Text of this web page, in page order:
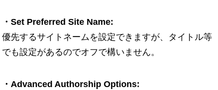
・Set Preferred Site Name:
優先するサイトネームを設定できますが、タイトル等
でも設定があるのでオフで構いません。
・Advanced Authorship Options: